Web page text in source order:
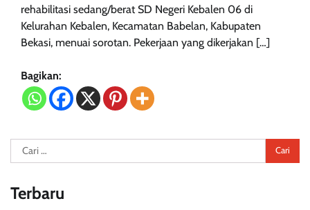
rehabilitasi sedang/berat SD Negeri Kebalen 06 di
Kelurahan Kebalen, Kecamatan Babelan, Kabupaten
Bekasi, menuai sorotan. Pekerjaan yang dikerjakan […]
Bagikan:
Cari
untuk:
Terbaru